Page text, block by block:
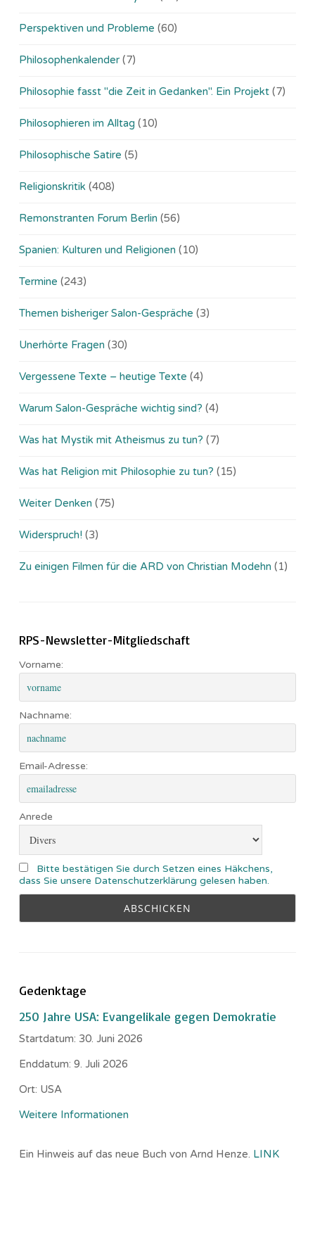
Perspektiven und Probleme (60)
Philosophenkalender (7)
Philosophie fasst "die Zeit in Gedanken". Ein Projekt (7)
Philosophieren im Alltag (10)
Philosophische Satire (5)
Religionskritik (408)
Remonstranten Forum Berlin (56)
Spanien: Kulturen und Religionen (10)
Termine (243)
Themen bisheriger Salon-Gespräche (3)
Unerhörte Fragen (30)
Vergessene Texte – heutige Texte (4)
Warum Salon-Gespräche wichtig sind? (4)
Was hat Mystik mit Atheismus zu tun? (7)
Was hat Religion mit Philosophie zu tun? (15)
Weiter Denken (75)
Widerspruch! (3)
Zu einigen Filmen für die ARD von Christian Modehn (1)
RPS-Newsletter-Mitgliedschaft
Vorname:
Nachname:
Email-Adresse:
Anrede
Bitte bestätigen Sie durch Setzen eines Häkchens,
dass Sie unsere Datenschutzerklärung gelesen haben.
Gedenktage
250 Jahre USA: Evangelikale gegen Demokratie
Startdatum: 30. Juni 2026
Enddatum: 9. Juli 2026
Ort: USA
Weitere Informationen
Ein Hinweis auf das neue Buch von Arnd Henze. LINK